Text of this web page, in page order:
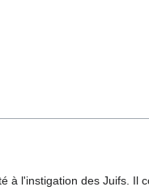
l'instigation des Juifs.